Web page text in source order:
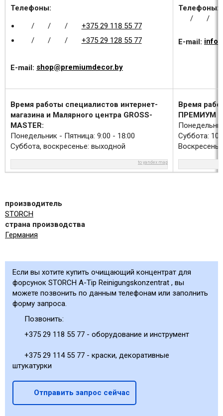
Телефоны:
/
/ /
+375 29 118 55 77
/
/ / +375 29 128 55 77
E-mail: shop@premiumdecor.by
Телефоны:
/
/
E-mail:
Время работы специалистов интернет-
магазина и Малярного центра GROSS-
MASTER:
Понедельник - Пятница: 9:00 - 18:00
Суббота, воскресенье: выходной
to yandex map
Время
ПРЕМИУМ
Суббота:
производитель
STORCH
страна производства
Германия
Если вы хотите купить очищающий концентрат для
форсунок STORCH A-Tip Reinigungskonzentrat , вы
можете позвонить по данным телефонам или заполнить
форму запроса.
Позвонить:
+375 29 118 55 77 - оборудование и инструмент
+375 29 114 55 77 - краски, декоративные
штукатурки
Отправить запрос сейчас